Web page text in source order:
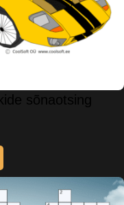
sõnaotsing